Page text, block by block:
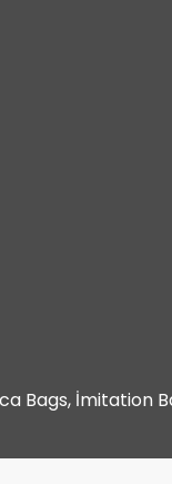
Bags, İmitation